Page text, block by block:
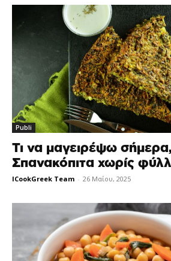
Publi
Τι να μαγειρέψω
Σπανακόπιτα χωρίς
ICookGreek Team - 26 Μαΐου, 2025